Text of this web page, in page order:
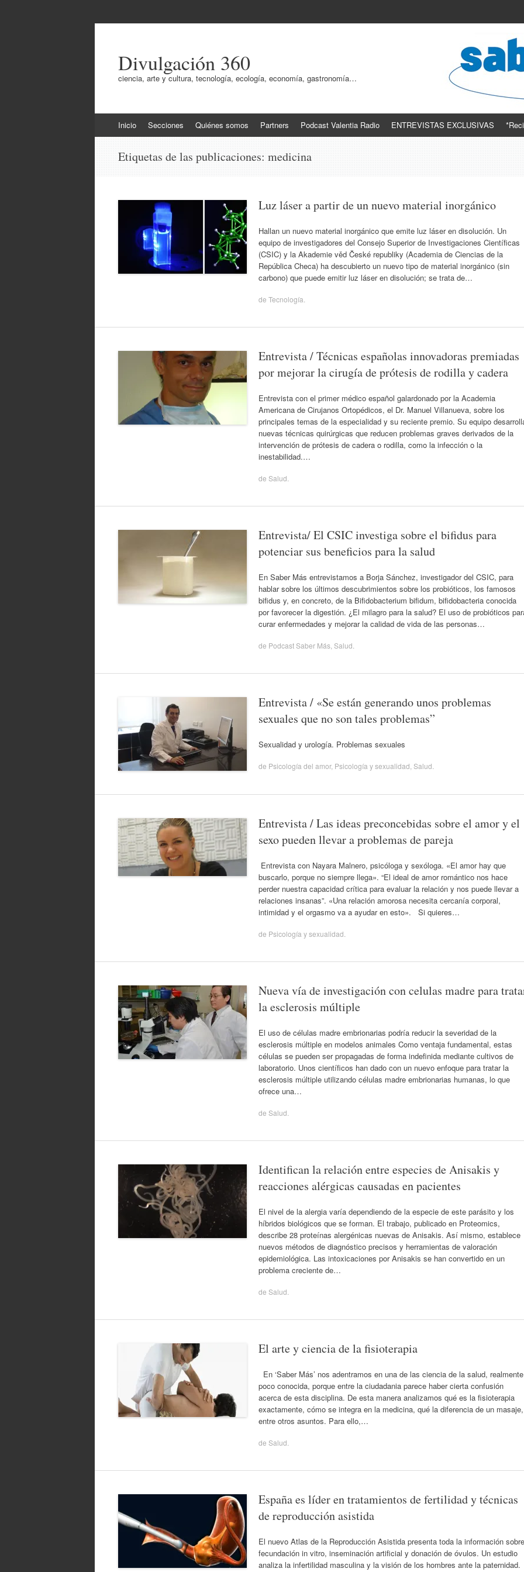
Divulgación 360
ciencia, arte y cultura, tecnología, ecología, economía, gastronomía…
al
Inicio Secciones Quiénes somos Partners Podcast Valentia Radio ENTREVISTAS EXCLUSIVAS
Etiquetas de las publicaciones: medicina
Luz láser a partir de un nuevo material inorgánico
Hallan un nuevo material inorgánico que emite luz láser en disolución. Un
equipo de investigadores del Consejo Superior de Investigaciones Científicas
(CSIC) y la Akademie věd České republiky (Academia de Ciencias de la
República Checa) ha descubierto un nuevo tipo de material inorgánico (sin
carbono) que puede emitir luz láser en disolución; se trata de…
de Tecnología
Entrevista / Técnicas españolas innovadoras premiadas
por mejorar la cirugía de prótesis de rodilla y cadera
Entrevista con el primer médico español galardonado por la Academia
Americana de Cirujanos Ortopédicos, el Dr. Manuel Villanueva, sobre los
principales temas de la especialidad y su reciente premio. Su equipo
nuevas técnicas quirúrgicas que reducen problemas graves derivados de la
intervención de prótesis de cadera o rodilla, como la infección o la
inestabilidad.…
de Salud
Entrevista/ El CSIC investiga sobre el bifidus para
potenciar sus beneficios para la salud
En Saber Más entrevistamos a Borja Sánchez, investigador del CSIC, para
hablar sobre los últimos descubrimientos sobre los probióticos, los famosos
bifidus y, en concreto, de la Bifidobacterium bifidum, bifidobacteria conocida
por favorecer la digestión. ¿El milagro para la salud? El uso de probióticos
curar enfermedades y mejorar la calidad de vida de las personas…
de Podcast Saber Más Salud
Entrevista / «Se están generando unos problemas
sexuales que no son tales problemas”
Sexualidad y urología. Problemas sexuales
de Psicología del amor, Psicología y sexualidad Salud
Entrevista / Las ideas preconcebidas sobre el amor y el
sexo pueden llevar a problemas de pareja
Entrevista con Nayara Malnero, psicóloga y sexóloga. «El amor hay que
buscarlo, porque no siempre llega». “El ideal de amor romántico nos hace
perder nuestra capacidad crítica para evaluar la relación y nos puede llevar a
relaciones insanas”. «Una relación amorosa necesita cercanía corporal,
intimidad y el orgasmo va a ayudar en esto». Si quieres…
de Psicología y sexualidad
Nueva vía de investigación con celulas madre para
la esclerosis múltiple
El uso de células madre embrionarias podría reducir la severidad de la
esclerosis múltiple en modelos animales Como ventaja fundamental, estas
células se pueden ser propagadas de forma indefinida mediante cultivos de
laboratorio. Unos científicos han dado con un nuevo enfoque para tratar la
esclerosis múltiple utilizando células madre embrionarias humanas, lo que
ofrece una…
de Salud
Identifican la relación entre especies de Anisakis y
reacciones alérgicas causadas en pacientes
El nivel de la alergia varía dependiendo de la especie de este parásito y los
híbridos biológicos que se forman. El trabajo, publicado en Proteomics,
describe 28 proteínas alergénicas nuevas de Anisakis. Así mismo, establece
nuevos métodos de diagnóstico precisos y herramientas de valoración
epidemiológica. Las intoxicaciones por Anisakis se han convertido en un
problema creciente de…
de Salud
El arte y ciencia de la fisioterapia
En ‘Saber Más’ nos adentramos en una de las ciencia de la salud,
poco conocida, porque entre la ciudadania parece haber cierta confusión
acerca de esta disciplina. De esta manera analizamos qué es la fisioterapia
exactamente, cómo se integra en la medicina, qué la diferencia de un masaje,
entre otros asuntos. Para ello,…
de Salud
España es líder en tratamientos de fertilidad y técnicas
de reproducción asistida
El nuevo Atlas de la Reproducción Asistida presenta toda la información sobre
fecundación in vitro, inseminación artificial y donación de óvulos. Un estudio
analiza la infertilidad masculina y la visión de los hombres ante la paternidad.